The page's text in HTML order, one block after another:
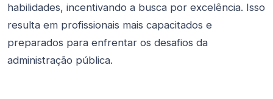
habilidades, incentivando a busca por excelência. Isso
resulta em profissionais mais capacitados e
preparados para enfrentar os desafios da
administração pública.